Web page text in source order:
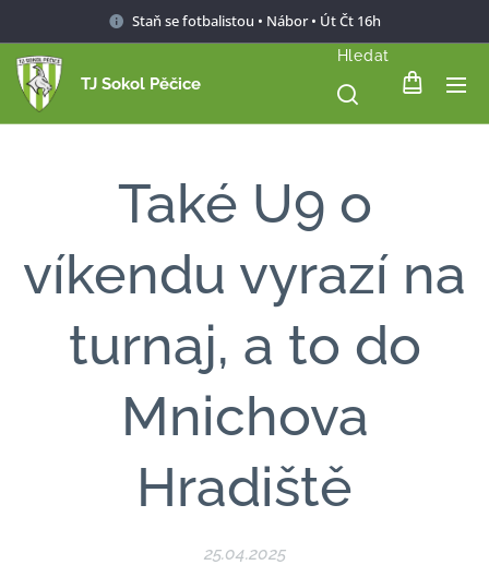
Staň se fotbalistou • Nábor • Út Čt 16h
TJ Sokol Pěčice
Hledat
Také U9 o
víkendu vyrazí na
turnaj, a to do
Mnichova
Hradiště
25.04.2025